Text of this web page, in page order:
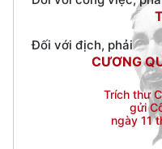
CƯƠNG
Trích thư
gửi
ngày 11